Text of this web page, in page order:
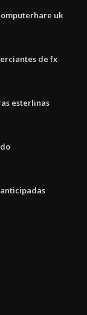
uk
de fx
esterlinas